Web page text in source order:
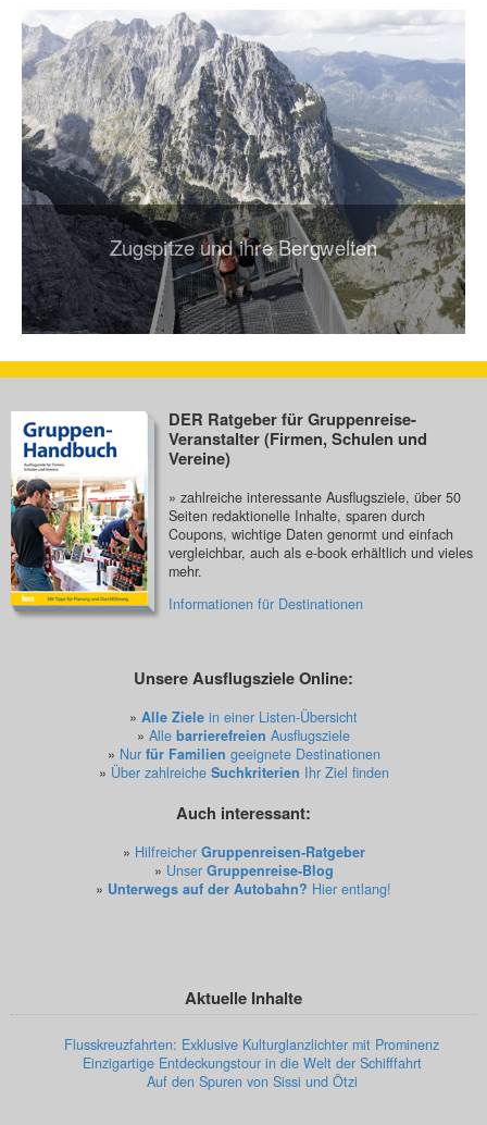
Zugspitze und ihre Bergwelten
DER Ratgeber für Gruppenreise-
Veranstalter (Firmen, Schulen und
Vereine)
» zahlreiche interessante Ausflugsziele, über 50
Seiten redaktionelle Inhalte, sparen durch
Coupons, wichtige Daten genormt und einfach
vergleichbar, auch als e-book erhältlich und vieles
mehr.
Informationen für Destinationen
Unsere Ausflugsziele Online:
» Alle Ziele in einer Listen-Übersicht
» Alle barrierefreien Ausflugsziele
» Nur für Familien geeignete Destinationen
» Über zahlreiche Suchkriterien Ihr Ziel finden
Auch interessant:
» Hilfreicher Gruppenreisen-Ratgeber
» Unser Gruppenreise-Blog
» Unterwegs auf der Autobahn? Hier entlang!
Aktuelle Inhalte
Flusskreuzfahrten: Exklusive Kulturglanzlichter mit Prominenz
Einzigartige Entdeckungstour in die Welt der Schifffahrt
Auf den Spuren von Sissi und Ötzi